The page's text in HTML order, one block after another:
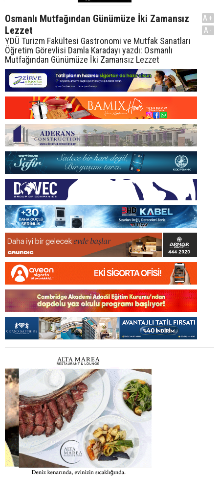
Osmanlı Mutfağından Günümüze İki Zamansız
Lezzet
YDÜ Turizm Fakültesi Gastronomi ve Mutfak Sanatları
Öğretim Görevlisi Damla Karadayı yazdı: Osmanlı
Mutfağından Günümüze İki Zamansız Lezzet
A+
A-